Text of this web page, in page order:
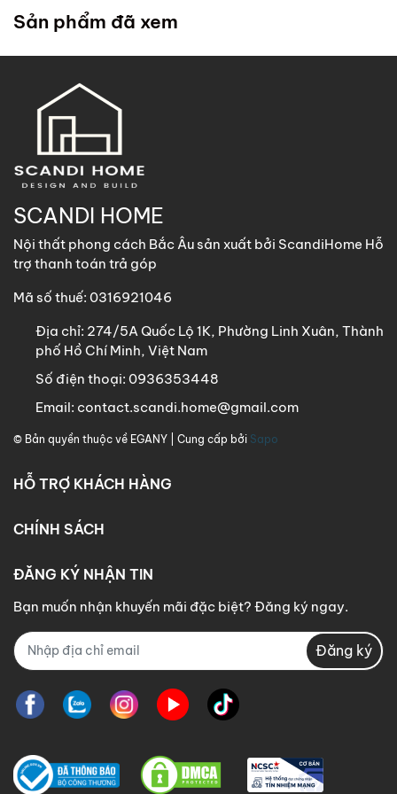
trong chính sách
nhà quý khách để hỗ trợ lắp đặt.
ScandiHomehỗ trợ vận chuyển
thước dưới 1m8 với chi phí vận chuyển khách hàng chịu
trách nhiệm toàn bộ qua các phương thức: Gửi nhà xe,
GHN, Viettel Post, Nhất Tín,…
khách hàng vui lòng nhắn tin cho ScandiHome để được hỗ
trợ nếu cần thiết.
Sản phẩm đã xem
SCANDI HOME
Nội thất phong cách Bắc Âu sản xuất bởi ScandiHome Hỗ
trợ thanh toán trả góp
Mã số thuế: 0316921046
Địa chỉ: 274/5A Quốc Lộ 1K, Phường Linh Xuân, Thành
phố Hồ Chí Minh, Việt Nam
Số điện thoại: 0936353448
Email: contact.scandi.home@gmail.com
© Bản quyền thuộc về EGANY | Cung cấp bởi Sapo
HỖ TRỢ KHÁCH HÀNG
CHÍNH SÁCH
ĐĂNG KÝ NHẬN TIN
Bạn muốn nhận khuyến mãi đặc biệt? Đăng ký ngay.
Đăng ký